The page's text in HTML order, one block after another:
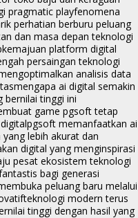
pragmatic playfenomena
perhatian berburu peluang
dan masa depan teknologi
kemajuan platform digital
persaingan teknologi
analisis data
mengapa ai digital semakin
bernilai tinggi ini
game pgsoft tetap
pgsoft memanfaatkan ai
lebih akurat dan
digital yang menginspirasi
pesat ekosistem teknologi
bagi generasi
peluang baru melalui
teknologi modern terus
tinggi dengan hasil yang